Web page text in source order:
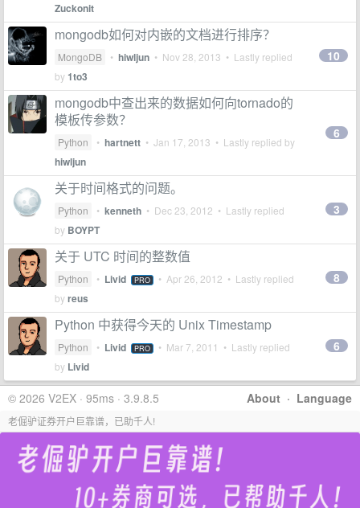
Zuckonit
mongodb如何对内嵌的文档进行排序？
MongoDB • hiwljun • Nov 28, 2013 • Lastly replied
by1to3
10
mongodb中查出来的数据如何向tornado的
模板传参数？
Python • hartnett • Jan 17, 2013 • Lastly replied by
hiwljun
6
关于时间格式的问题。
Python • kenneth • Dec 23, 2012 • Lastly replied
by BOYPT
3
关于 UTC 时间的整数值
Python • Livid PRO • Apr 26, 2012 • Lastly replied
byreus
8
Python 中获得今天的 Unix Timestamp
Python • Livid PRO • Mar 7, 2011 • Lastly replied
by Livid
6
About · Language
© 2026 V2EX · 95ms · 3.9.8.5
老倔驴证券开户巨靠谱，已助千人!